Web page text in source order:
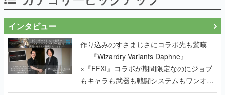
インタビュー
作り込みのすさまじさにコラボ先も驚嘆
──『Wizardry Variants Daphne』
×『FFXI』コラボが期間限定なのにジョブ
もキャラも武器も戦闘システムもワンオフ
で作り込まれた理由を両ディレクターに聞